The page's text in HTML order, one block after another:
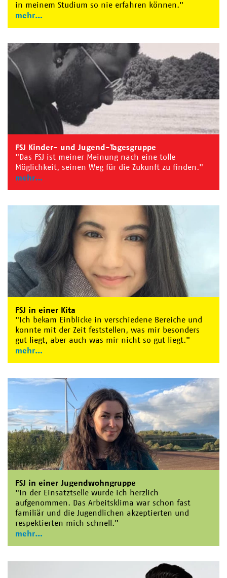
in meinem Studium so nie erfahren können."
mehr
FSJ Kinder- und Jugend-Tagesgruppe
"Das FSJ ist meiner Meinung nach eine tolle
Möglichkeit, seinen Weg für die Zukunft zu finden."
mehr
FSJ in einer Kita
"Ich bekam Einblicke in verschiedene Bereiche und
konnte mit der Zeit feststellen, was mir besonders
gut liegt, aber auch was mir nicht so gut liegt."
mehr
FSJ in einer Jugendwohngruppe
"In der Einsatztselle wurde ich herzlich
aufgenommen. Das Arbeitsklima war schon fast
familiär und die Jugendlichen akzeptierten und
respektierten mich schnell."
mehr